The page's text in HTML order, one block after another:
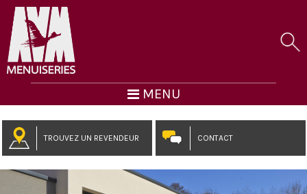
MENU
TROUVEZ UN REVENDEUR CONTACT